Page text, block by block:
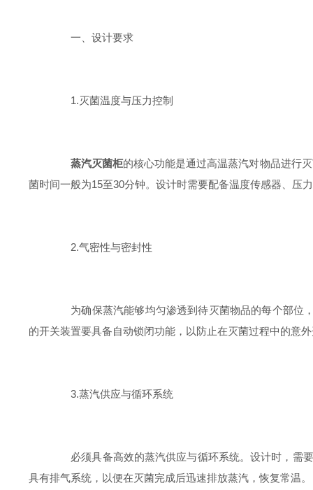
一、设计要求
1.灭菌温度与压力控制
蒸汽灭菌柜的核心功能是通过高温蒸汽对物品进行
菌时间一般为15至30分钟。设计时需要配备温度传感器、压
2.气密性与密封性
为确保蒸汽能够均匀渗透到待灭菌物品的每个部位，
的开关装置要具备自动锁闭功能，以防止在灭菌过程中的意
3.蒸汽供应与循环系统
必须具备高效的蒸汽供应与循环系统。设计时，需要
具有排气系统，以便在灭菌完成后迅速排放蒸汽，恢复常温。